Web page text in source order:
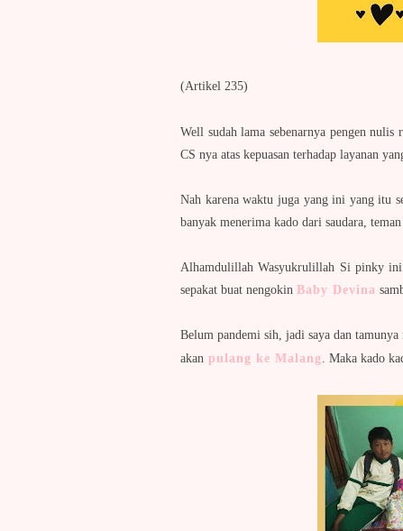
(Artikel 235)
Well sudah lama sebenarnya pengen
CS nya atas kepuasan terhadap layanan
Nah karena waktu juga yang ini yang itu
banyak menerima kado dari saudara,
Alhamdulillah Wasyukrulillah Si pinky ini
sepakat buat nengokin Baby Devina
Belum pandemi sih, jadi saya dan
akan pulang ke Malang . Maka kado